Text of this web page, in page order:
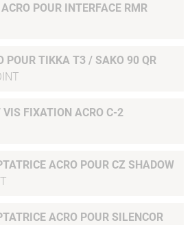
POUR INTERFACE RMR
POUR TIKKA T3 / SAKO 90 QR
VIS FIXATION ACRO C-2
ACRO POUR CZ SHADOW
ACRO POUR SILENCOR